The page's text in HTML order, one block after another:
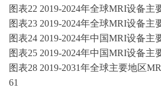
图表22 2019-2024年全球MRI设备主
图表23 2019-2024年全球MRI设备主
图表24 2019-2024年中国MRI设备主
图表25 2019-2024年中国MRI设备主
图表28 2019-2031年全球主要地区
61